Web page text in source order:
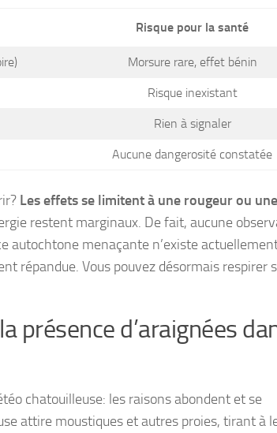
Risque pour la santé
Morsure rare, effet bénin
Risque inexistant
Rien à signaler
Aucune dangerosité constatée
Les effets se limitent à une rougeur ou une
restent marginaux. De fait, aucune
autochtone menaçante n’existe
répandue. Vous pouvez désormais respirer
présence d’araignées
chatouilleuse: les raisons abondent et se
attire moustiques et autres proies, tirant à